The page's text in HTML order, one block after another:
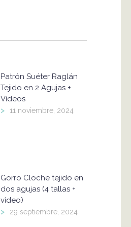
Patrón Suéter Raglán
Tejido en 2 Agujas +
Vídeos
> 11 noviembre, 2024
Gorro Cloche tejido en
dos agujas (4 tallas +
video)
> 29 septiembre, 2024